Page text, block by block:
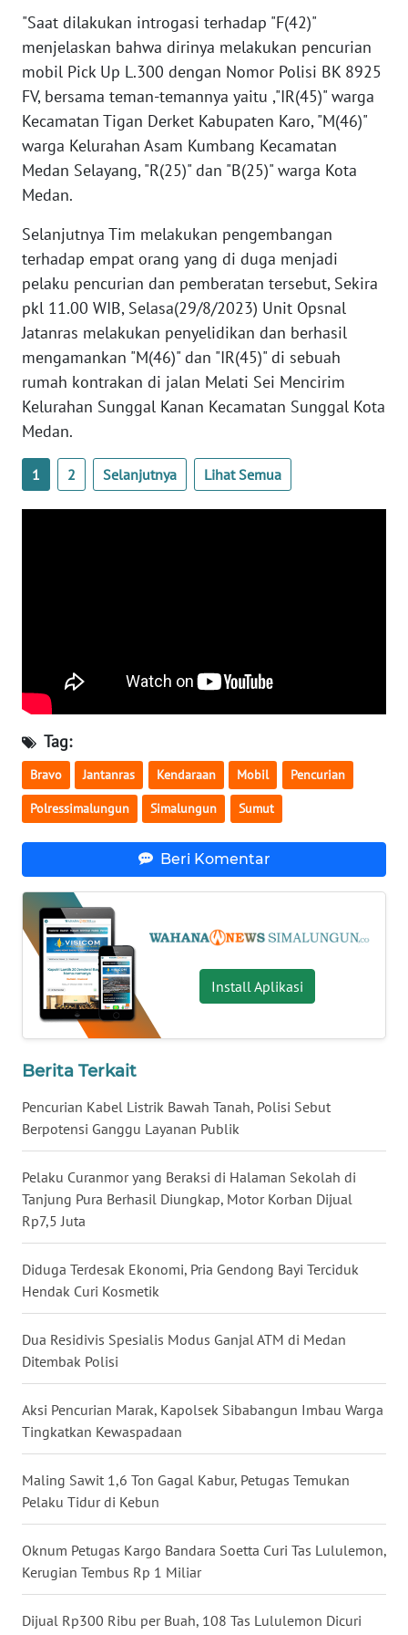
"Saat dilakukan introgasi terhadap "F(42)"
menjelaskan bahwa dirinya melakukan pencurian
mobil Pick Up L.300 dengan Nomor Polisi BK 8925
FV, bersama teman-temannya yaitu ,"IR(45)" warga
Kecamatan Tigan Derket Kabupaten Karo, "M(46)"
warga Kelurahan Asam Kumbang Kecamatan
Medan Selayang, "R(25)" dan "B(25)" warga Kota
Medan.
Selanjutnya Tim melakukan pengembangan
terhadap empat orang yang di duga menjadi
pelaku pencurian dan pemberatan tersebut, Sekira
pkl 11.00 WIB, Selasa(29/8/2023) Unit Opsnal
Jatanras melakukan penyelidikan dan berhasil
mengamankan "M(46)" dan "IR(45)" di sebuah
rumah kontrakan di jalan Melati Sei Mencirim
Kelurahan Sunggal Kanan Kecamatan Sunggal Kota
Medan.
1 2 Selanjutnya Lihat Semua
Tag:
Bravo Jantanras Kendaraan Mobil Pencurian
Polressimalungun Simalungun Sumut
Beri Komentar
Install Aplikasi
Berita Terkait
Pencurian Kabel Listrik Bawah Tanah, Polisi Sebut
Berpotensi Ganggu Layanan Publik
Pelaku Curanmor yang Beraksi di Halaman Sekolah di
Tanjung Pura Berhasil Diungkap, Motor Korban Dijual
Rp7,5 Juta
Diduga Terdesak Ekonomi, Pria Gendong Bayi Terciduk
Hendak Curi Kosmetik
Dua Residivis Spesialis Modus Ganjal ATM di Medan
Ditembak Polisi
Aksi Pencurian Marak, Kapolsek Sibabangun Imbau Warga
Tingkatkan Kewaspadaan
Maling Sawit 1,6 Ton Gagal Kabur, Petugas Temukan
Pelaku Tidur di Kebun
Oknum Petugas Kargo Bandara Soetta Curi Tas Lululemon,
Kerugian Tembus Rp 1 Miliar
Dijual Rp300 Ribu per Buah, 108 Tas Lululemon Dicuri
WN
KALTARA
WN
KALSEL
WN
KALTIM
WN
SULSEL
WN
GORONTALO
WN
WN
MALUKU
WN
TOBA
WN
NIAS
WN
LANGKAT
SELATAN
WN
TANJUNG
LESUNG
WN
KARO
WN
SIMALUNGUN
WN
LABUHANBATU
WN
TAPANULI
TENGAH
SERDANG
TEBING
TINGGI
WN
PAKPAK
WN
KARAWANG
WN